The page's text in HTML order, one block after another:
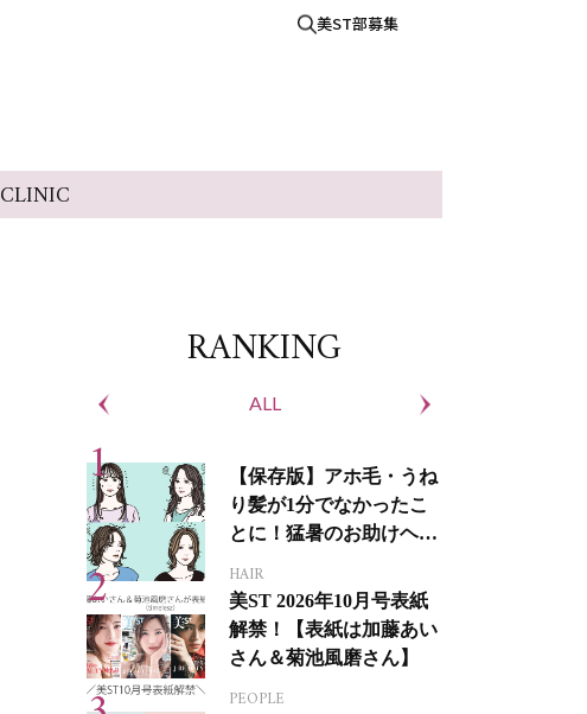
美ST部募集
CLINIC
RANKING
ALL
【保存版】アホ毛・うね
り髪が1分でなかったこ
とに！猛暑のお助けヘア
HAIR
美ST 2026年10月号表紙
解禁！【表紙は加藤あい
さん＆菊池風磨さん】
PEOPLE